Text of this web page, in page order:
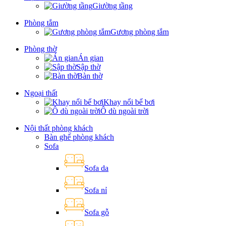
Giường tầng
Phòng tắm
Gương phòng tắm
Phòng thờ
Án gian
Sập thờ
Bàn thờ
Ngoại thất
Khay nổi bể bơi
Ô dù ngoài trời
Nội thất phòng khách
Bàn ghế phòng khách
Sofa
Sofa da
Sofa nỉ
Sofa gỗ